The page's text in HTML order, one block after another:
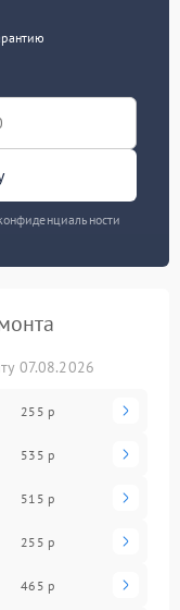
07.08.2026
255 р
535 р
515 р
255 р
465 р